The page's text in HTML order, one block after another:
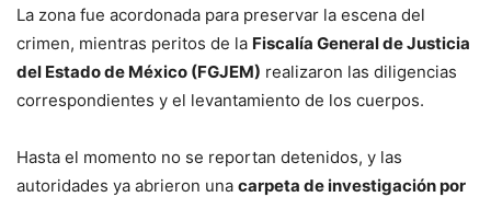
La zona fue acordonada para preservar la escena del
crimen, mientras peritos de la Fiscalía General de Justicia
del Estado de México (FGJEM) realizaron las diligencias
correspondientes y el levantamiento de los cuerpos.
Hasta el momento no se reportan detenidos, y las
autoridades ya abrieron una carpeta de investigación por